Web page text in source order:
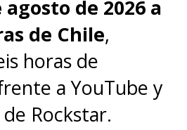
(y sus
LA COSECHA
de 2026 a
de Chile,
horas de
a YouTube y
Rockstar.